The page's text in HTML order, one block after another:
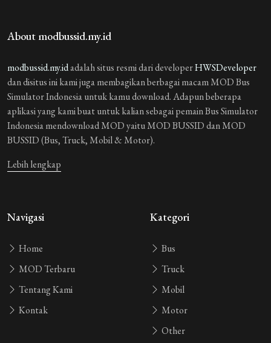
About modbussid.my.id
modbussid.my.idadalah situs resmi dari developerHWSDeveloper
dan disitus ini kami juga membagikan berbagai macam MOD Bus
Simulator Indonesia untuk kamu download. Adapun beberapa
aplikasi yang kami buat untuk kalian sebagai pemain Bus Simulator
Indonesia mendownload MOD yaitu MOD BUSSID dan MOD
BUSSID (Bus, Truck, Mobil & Motor).
Lebih lengkap
Navigasi
Home
MOD Terbaru
Tentang Kami
Kontak
Kategori
Bus
Truck
Mobil
Motor
Other